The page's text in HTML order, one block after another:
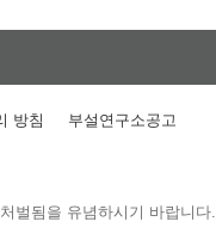
방침 부설연구소공고
벌됨을 유념하시기 바랍니다.